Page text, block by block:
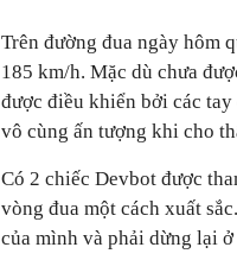
Trên đường đua ngày hôm
185 km/h. Mặc dù chưa
được điều khiển bởi các
vô cùng ấn tượng khi cho
Có 2 chiếc Devbot được
vòng đua một cách xuất
của mình và phải dừng lại